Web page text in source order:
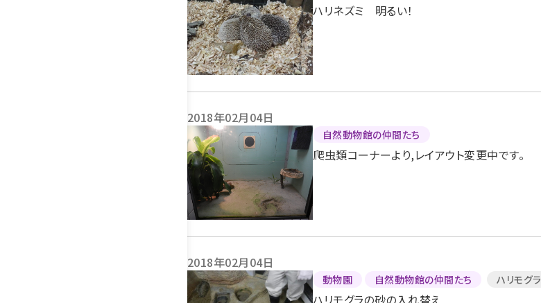
ハリネズミ 明るい！
2018年02月04日
自然動物館の仲間たち
爬虫類コーナーより,レイアウト変更中です。
2018年02月04日
動物園 自然動物館の仲間たち ハリモグラ
ハリモグラの砂の入れ替え